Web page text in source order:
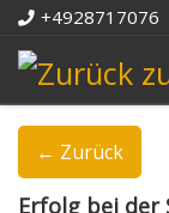
+4928717076
← Zurück
Erfolg bei der